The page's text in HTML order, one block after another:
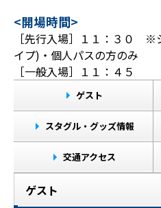
<開場時間>
［先行入場］１１：３０ ※
イプ)・個人パスの方のみ
［一般入場］１１：４５
ゲスト
スタグル・グッズ情報
交通アクセス
ゲスト